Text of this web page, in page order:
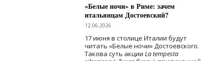
«Белые ночи» в Риме: зачем
итальянцам Достоевский?
12.06.2026
17 июня в столице Италии будут
читать «Белые ночи» Достоевского.
Такова суть акции La tempesta